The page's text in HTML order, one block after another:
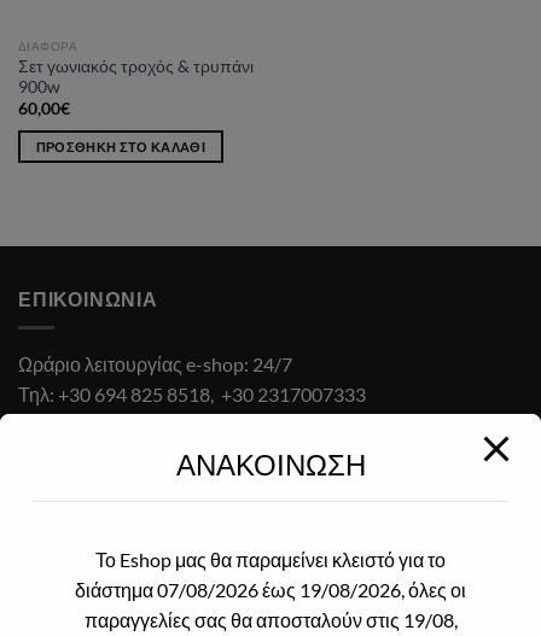
ΔΙΆΦΟΡΑ
Σετ γωνιακός τροχός & τρυπάνι
900w
60,00€
ΠΡΟΣΘΉΚΗ ΣΤΟ ΚΑΛΆΘΙ
ΕΠΙΚΟΙΝΩΝΊΑ
Ωράριο λειτουργίας e-shop: 24/7
Τηλ: +30 694 825 8518, +30 2317007333
diadiktiaka2019@gmail.com
ΓΕΜΗ: 167023657000
ΑΦΜ: 148637920
ΕΔΡΑ: Μαζαράκη 20 ΤΚ:54627 Θεσσαλονίκη (Μόνο Για
ΑΝΑΚΟΙΝΩΣΗ
Το Eshop μας θα παραμείνει κλειστό για το
διάστημα 07/08/2026 έως 19/08/2026, όλες οι
παραγγελίες σας θα αποσταλούν στις 19/08,